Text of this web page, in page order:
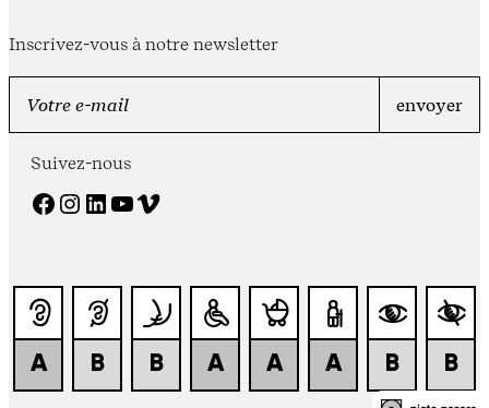
Inscrivez-vous à notre newsletter
Suivez-nous
Facebook Instagram LinkedIn YouTube Vimeo